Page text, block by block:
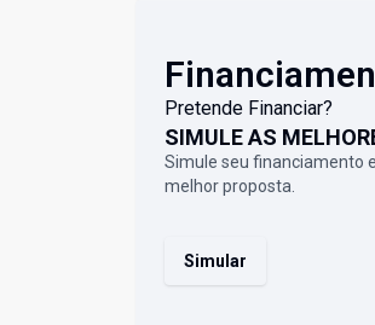
Pretende Financiar?
SIMULE AS
Simule seu financiamento
melhor proposta.
Simular